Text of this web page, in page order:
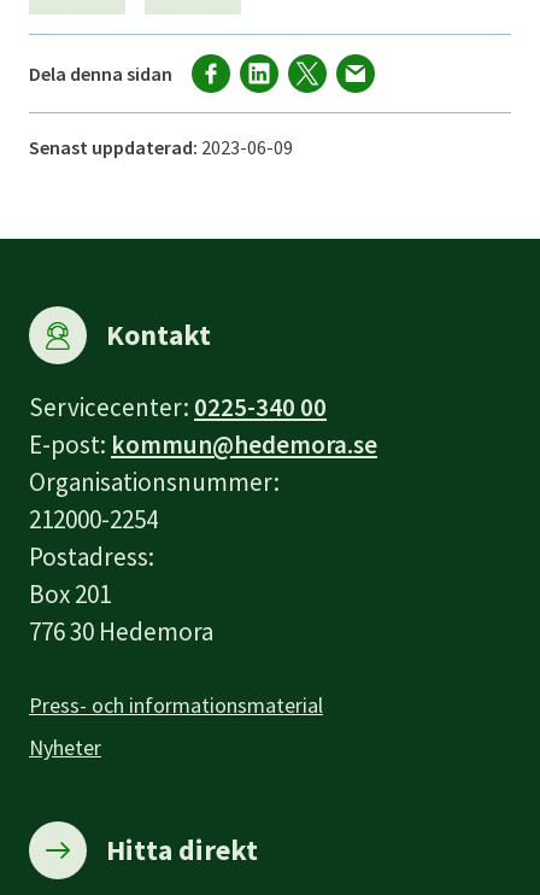
Dela denna sidan
Senast uppdaterad: 2023-06-09
Kontakt
Servicecenter: 0225-340 00
E-post: kommun@hedemora.se
Organisationsnummer:
212000-2254
Postadress:
Box 201
776 30 Hedemora
Press- och informationsmaterial
Nyheter
Hitta direkt